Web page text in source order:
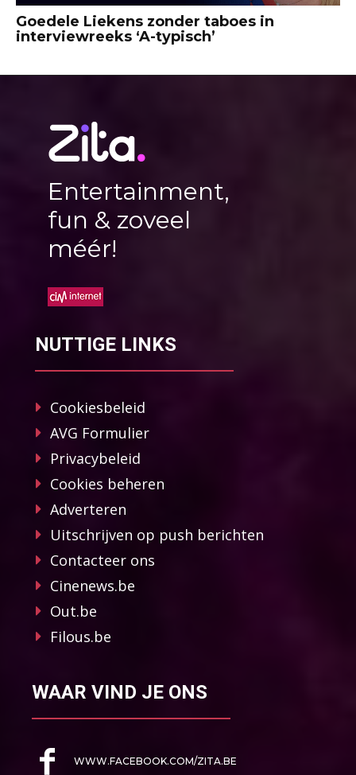
Goedele Liekens zonder taboes in
interviewreeks ‘A-typisch’
Entertainment,
fun & zoveel
méér!
NUTTIGE LINKS
Cookiesbeleid
AVG Formulier
Privacybeleid
Cookies beheren
Adverteren
Uitschrijven op push berichten
Contacteer ons
Cinenews.be
Out.be
Filous.be
WAAR VIND JE ONS
WWW.FACEBOOK.COM/ZITA.BE